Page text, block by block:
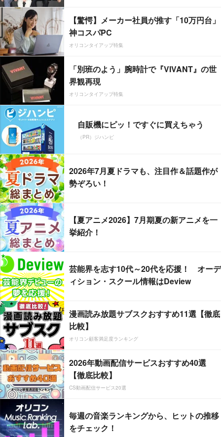
【驚愕】メーカー社員が推す「10万円台」
神コスパPC
オリコンタイアップ特集
「別班のよう」腕時計で『VIVANT』の世
界観再現
オリコンタイアップ特集
自販機にピッ！ですぐに買えちゃう
（PR）ジハンピ
2026年7月夏ドラマも、注目作＆話題作が
勢ぞろい！
【夏アニメ2026】7月期夏の新アニメを一
挙紹介！
芸能界を志す10代～20代を応援！ オーデ
ィション・スクール情報はDeview
漫画読み放題サブスクおすすめ11選【徹底
比較】
オリコン顧客満足度ランキング
2026年動画配信サービスおすすめ40選
【徹底比較】
CS動画配信サービス20選
毎週の音楽ランキングから、ヒットの推移
をチェック！